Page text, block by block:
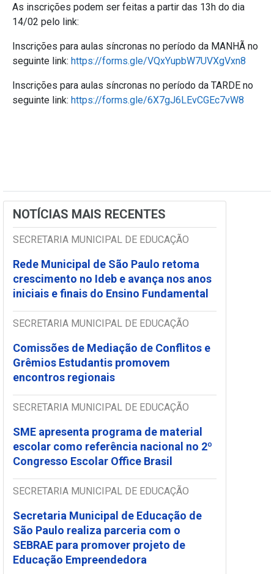
As inscrições podem ser feitas a partir das 13h do dia
14/02 pelo link:
Inscrições para aulas síncronas no período da MANHÃ no
seguinte link: https://forms.gle/VQxYupbW7UVXgVxn8
Inscrições para aulas síncronas no período da TARDE no
seguinte link: https://forms.gle/6X7gJ6LEvCGEc7vW8
NOTÍCIAS MAIS RECENTES
SECRETARIA MUNICIPAL DE EDUCAÇÃO
Rede Municipal de São Paulo retoma
crescimento no Ideb e avança nos anos
iniciais e finais do Ensino Fundamental
SECRETARIA MUNICIPAL DE EDUCAÇÃO
Comissões de Mediação de Conflitos e
Grêmios Estudantis promovem
encontros regionais
SECRETARIA MUNICIPAL DE EDUCAÇÃO
SME apresenta programa de material
escolar como referência nacional no 2º
Congresso Escolar Office Brasil
SECRETARIA MUNICIPAL DE EDUCAÇÃO
Secretaria Municipal de Educação de
São Paulo realiza parceria com o
SEBRAE para promover projeto de
Educação Empreendedora